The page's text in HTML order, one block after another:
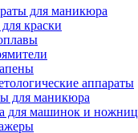
для маникюра
краски
аппараты
для маникюра
для машинок и ножниц